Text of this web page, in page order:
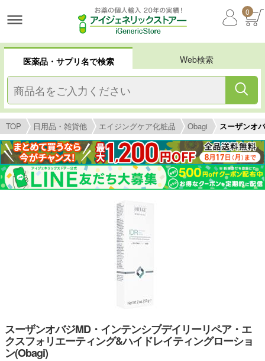
0
医薬品・サプリ名で検索 Web検索
TOP 日用品・雑貨他 エイジングケア化粧品 Obagi スーザンオ
スーザンオバジMD・インテンシブデイリーリペア・エ
クスフォリエーティング&ハイドレイティングローショ
ン(Obagi)